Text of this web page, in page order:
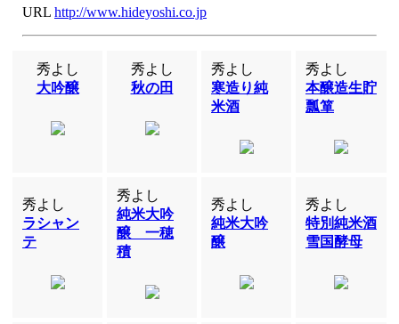
URL http://www.hideyoshi.co.jp
秀よし
大吟醸
秀よし
秋の田
秀よし
寒造り純
米酒
秀よし
本醸造生貯
瓢箪
秀よし
ラシャン
テ
秀よし
純米大吟
醸 一穂
積
秀よし
純米大吟
醸
秀よし
特別純米酒
雪国酵母